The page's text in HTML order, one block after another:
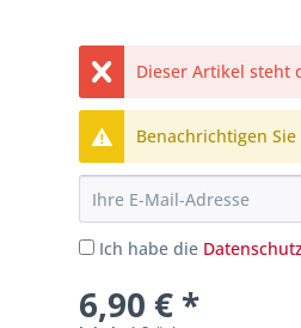
Dieser Artikel steht
Benachrichtigen
Ich habe die
6,90 € *